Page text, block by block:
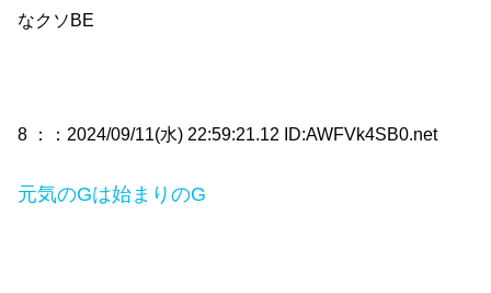
なクソBE
8 ： ：2024/09/11(水) 22:59:21.12 ID:AWFVk4SB0.net
元気のGは始まりのG